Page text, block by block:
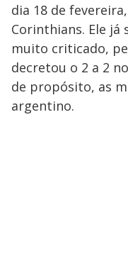
dia 18 de
Corinthians. Ele já
muito criticado,
decretou o 2 a 2
de propósito, as
argentino.